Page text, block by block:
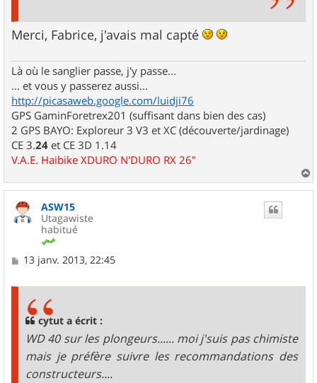
Merci, Fabrice, j'avais mal capté
Là où le sanglier passe, j'y passe...
... et vous y passerez aussi...
http://picasaweb.google.com/luidji76
GPS GaminForetrex201 (suffisant dans bien des cas)
2 GPS BAYO: Exploreur 3 V3 et XC (découverte/jardinage)
CE 3.24 et CE 3D 1.14
V.A.E. Haibike XDURO N'DURO RX 26"
a
ASW15
Utagawiste
habitué
M13 janv. 2013, 22:45
cytut a écrit :
WD 40 sur les plongeurs...... moi j'suis pas chimiste
mais je préfère suivre les recommandations des
constructeurs....